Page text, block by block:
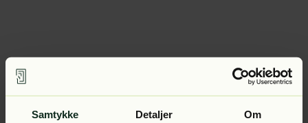
Samtykke Detaljer Om